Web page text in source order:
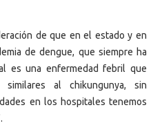
de que en el estado y en
de dengue, que siempre ha
es una enfermedad febril que
similares al chikungunya, sin
en los hospitales tenemos